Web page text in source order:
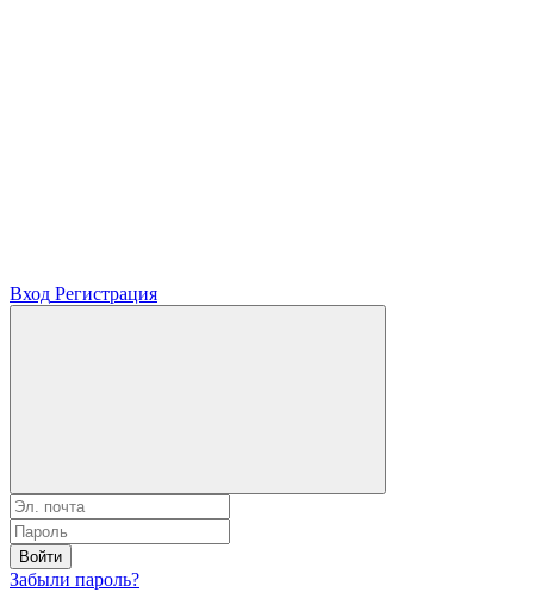
Вход Регистрация
Войти
Забыли пароль?